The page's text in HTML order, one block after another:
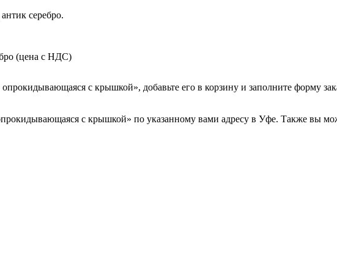
серебро.
(цена с НДС)
с крышкой», добавьте его в корзину и заполните форму
с крышкой» по указанному вами адресу в Уфе. Также вы